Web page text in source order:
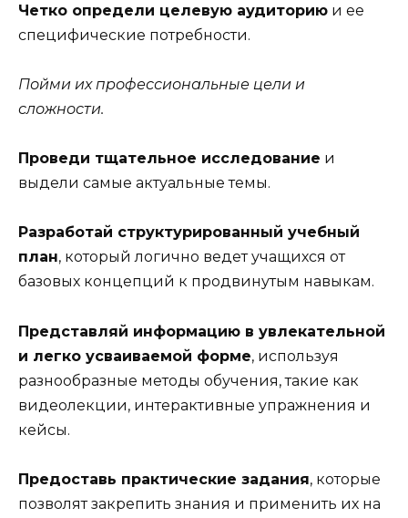
Четко определи целевую аудиторию и ее
специфические потребности.
Пойми их профессиональные цели и
сложности.
Проведи тщательное исследование и
выдели самые актуальные темы.
Разработай структурированный учебный
план, который логично ведет учащихся от
базовых концепций к продвинутым навыкам.
Представляй информацию в увлекательной
и легко усваиваемой форме, используя
разнообразные методы обучения, такие как
видеолекции, интерактивные упражнения и
кейсы.
Предоставь практические задания, которые
позволят закрепить знания и применить их на